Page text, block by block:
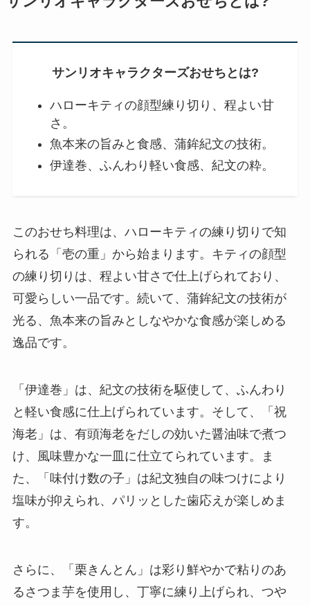
サンリオキャラクターズおせちとは?
ハローキティの顔型練り切り、程よい甘
さ。
魚本来の旨みと食感、蒲鉾紀文の技術。
伊達巻、ふんわり軽い食感、紀文の粋。
このおせち料理は、ハローキティの練り切りで知
られる「壱の重」から始まります。キティの顔型
の練り切りは、程よい甘さで仕上げられており、
可愛らしい一品です。続いて、蒲鉾紀文の技術が
光る、魚本来の旨みとしなやかな食感が楽しめる
逸品です。
「伊達巻」は、紀文の技術を駆使して、ふんわり
と軽い食感に仕上げられています。そして、「祝
海老」は、有頭海老をだしの効いた醤油味で煮つ
け、風味豊かな一皿に仕立てられています。ま
た、「味付け数の子」は紀文独自の味つけにより
塩味が抑えられ、パリッとした歯応えが楽しめま
す。
さらに、「栗きんとん」は彩り鮮やかで粘りのあ
るさつま芋を使用し、丁寧に練り上げられ、つや